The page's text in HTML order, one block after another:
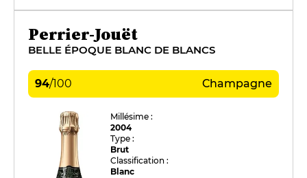
Perrier-Jouët
BELLE ÉPOQUE BLANC DE BLANCS
94/100 Champagne
Millésime :
2004
Type :
Brut
Classification :
Blanc